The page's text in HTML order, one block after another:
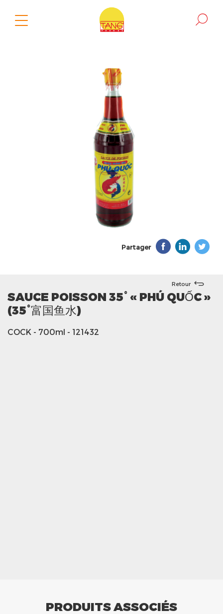
Partager
Retour
SAUCE POISSON 35° « PHÚ QUỐC »
(35°富国鱼水)
COCK - 700ml - 121432
PRODUITS ASSOCIÉS